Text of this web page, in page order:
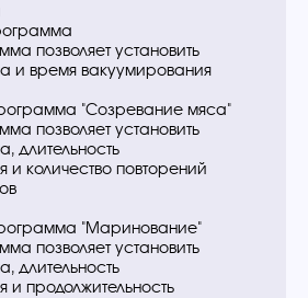
позволяет установить
и время вакуумирования
"Созревание мяса"
позволяет установить
длительность
и количество повторений
"Маринование"
позволяет установить
длительность
и продолжительность